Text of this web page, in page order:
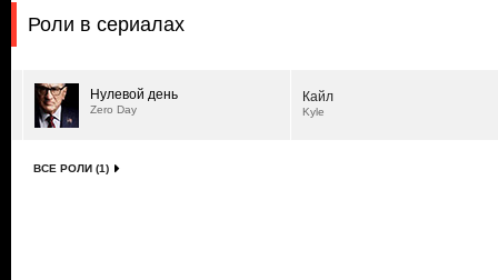
Роли в сериалах
Нулевой день
Zero Day
Кайл
Kyle
ВСЕ РОЛИ (1)